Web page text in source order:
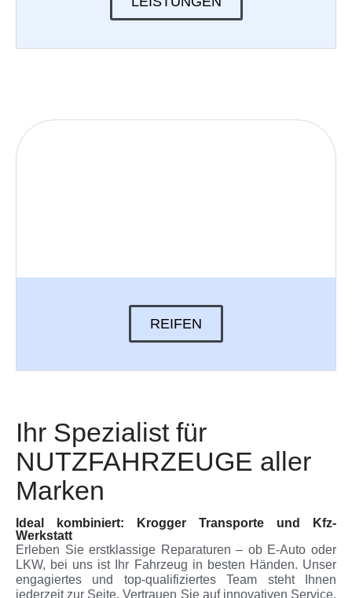
REIFEN
Ihr Spezialist für
NUTZFAHRZEUGE aller
Marken
Ideal kombiniert: Krogger Transporte und Kfz-
Werkstatt
Erleben Sie erstklassige Reparaturen – ob E-Auto oder
LKW, bei uns ist Ihr Fahrzeug in besten Händen. Unser
engagiertes und top-qualifiziertes Team steht Ihnen
jederzeit zur Seite. Vertrauen Sie auf innovativen Service,